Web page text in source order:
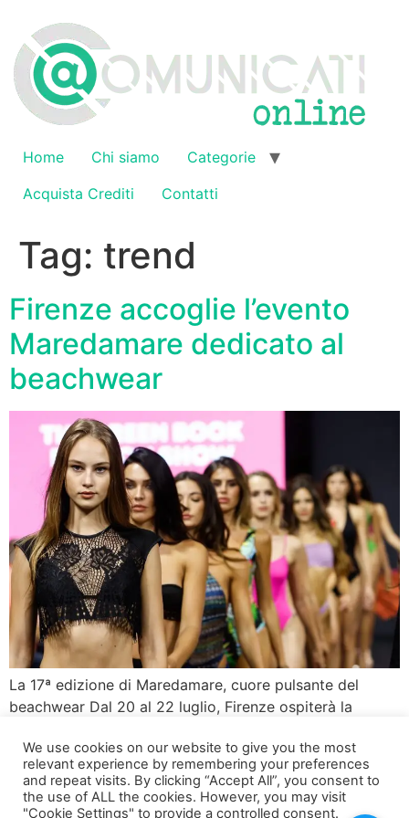
contenuto
Home Chi siamo
Categorie
Acquista Crediti
Contatti
Tag: trend
Firenze accoglie l’evento
Maredamare dedicato al
beachwear
La 17ª edizione di Maredamare, cuore pulsante del
beachwear Dal 20 al 22 luglio, Firenze ospiterà la
internazionale dedicato al beachwear e al resortwear.
Questo evento annuale è diventato un punto di
riferimento imprescindibile per i buyer di tutto il mondo,
We use cookies on our website to give you the most
relevant experience by remembering your preferences
and repeat visits. By clicking “Accept All”, you consent to
the use of ALL the cookies. However, you may visit
"Cookie Settings" to provide a controlled consent.